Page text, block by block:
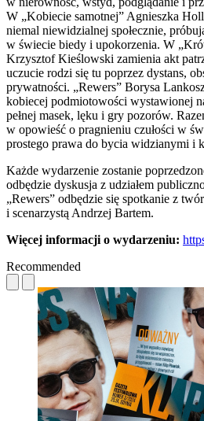
W „Kobiecie samotnej” Agnieszka
niemal niewidzialnej społecznie,
w świecie biedy i upokorzenia. W
Krzysztof Kieślowski zamienia akt
uczucie rodzi się tu poprzez dystans,
prywatności. „Rewers” Borysa
kobiecej podmiotowości wystawionej
pełnej masek, lęku i gry pozorów.
w opowieść o pragnieniu czułości w
prostego prawa do bycia widzianymi i
Każde wydarzenie zostanie
odbędzie dyskusja z udziałem
„Rewers” odbędzie się spotkanie z
i scenarzystą Andrzej Bartem.
Więcej informacji o wydarzeniu:
Recommended